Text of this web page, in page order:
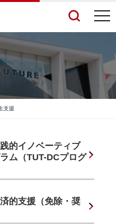
もっと見る
支援
的イノベーティブ
ム（TUT-DCプログ
的支援（免除・奨